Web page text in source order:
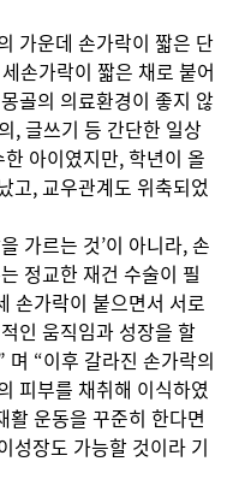
가운데 손가락이 짧은 단
손가락이 짧은 채로 붙어
골의 의료환경이 좋지 않
, 글쓰기 등 간단한 일상
아이였지만, 학년이 올
고, 교우관계도 위축되었
가르는 것’이 아니라, 손
정교한 재건 수술이 필
손가락이 붙으면서 서로
인 움직임과 성장을 할
“이후 갈라진 손가락의
피부를 채취해 이식하였
활 운동을 꾸준히 한다면
성장도 가능할 것이라 기